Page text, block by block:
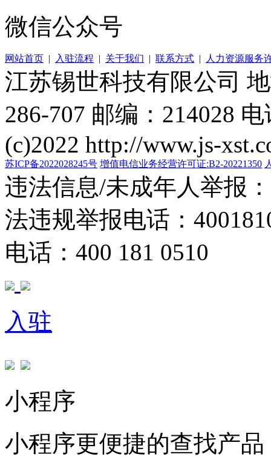
微信公众号
网站首页 | 入驻流程 | 关于我们 | 联系方式 | 人力资源服务
江苏锡世科技有限公司
286-707 邮编：214028
(c)2022 http://www.js-
苏ICP备2022028245号 增值电信业务经营许可证:B2-20221350
违法信息/未成年人举报
法违规举报电话：
电话：400 181 0510
入驻
小程序
小程序更便捷的查找产品